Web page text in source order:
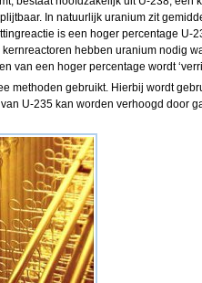
In natuurlijk uranium zit
is een hoger percentage U-
hebben uranium nodig
van een hoger percentage wordt
methoden gebruikt. Hierbij wordt
U-235 kan worden verhoogd door